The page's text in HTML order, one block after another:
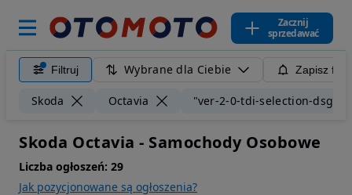
Zacznij
sprzedawać
Filtruj Wybrane dla Ciebie Zapisz
Skoda Octavia "ver-2-0-tdi-selection-dsg"
Skoda Octavia - Samochody Osobowe
Liczba ogłoszeń: 29
Jak pozycjonowane są ogłoszenia?